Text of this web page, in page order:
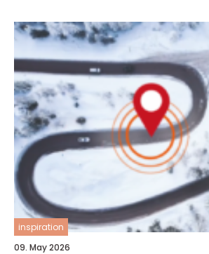
inspiration
09. May 2026